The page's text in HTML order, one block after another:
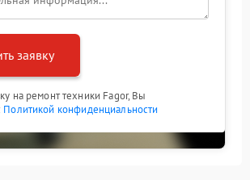
заявку
на ремонт техники Fagor, Вы
Политикой конфиденциальности